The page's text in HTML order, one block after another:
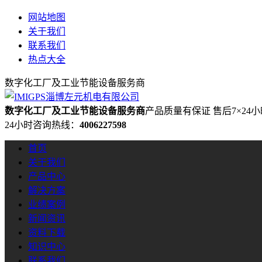
网站地图
关于我们
联系我们
热点大全
数字化工厂及工业节能设备服务商
数字化工厂及工业节能设备服务商产品质量有保证 售后7×24
24小时咨询热线： 4006227598
首页
关于我们
产品中心
解决方案
业绩案例
新闻资讯
资料下载
知识中心